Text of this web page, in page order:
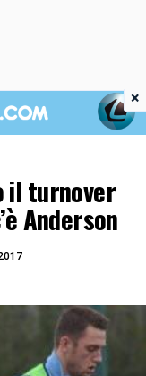
il turnover
Anderson
×